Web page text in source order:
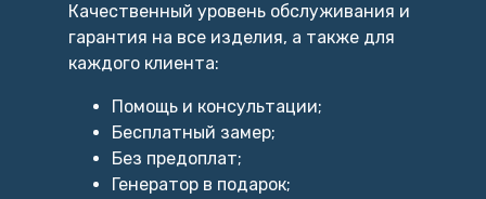
Качественный уровень обслуживания и
гарантия на все изделия, а также для
каждого клиента:
Помощь и консультации;
Бесплатный замер;
Без предоплат;
Генератор в подарок;